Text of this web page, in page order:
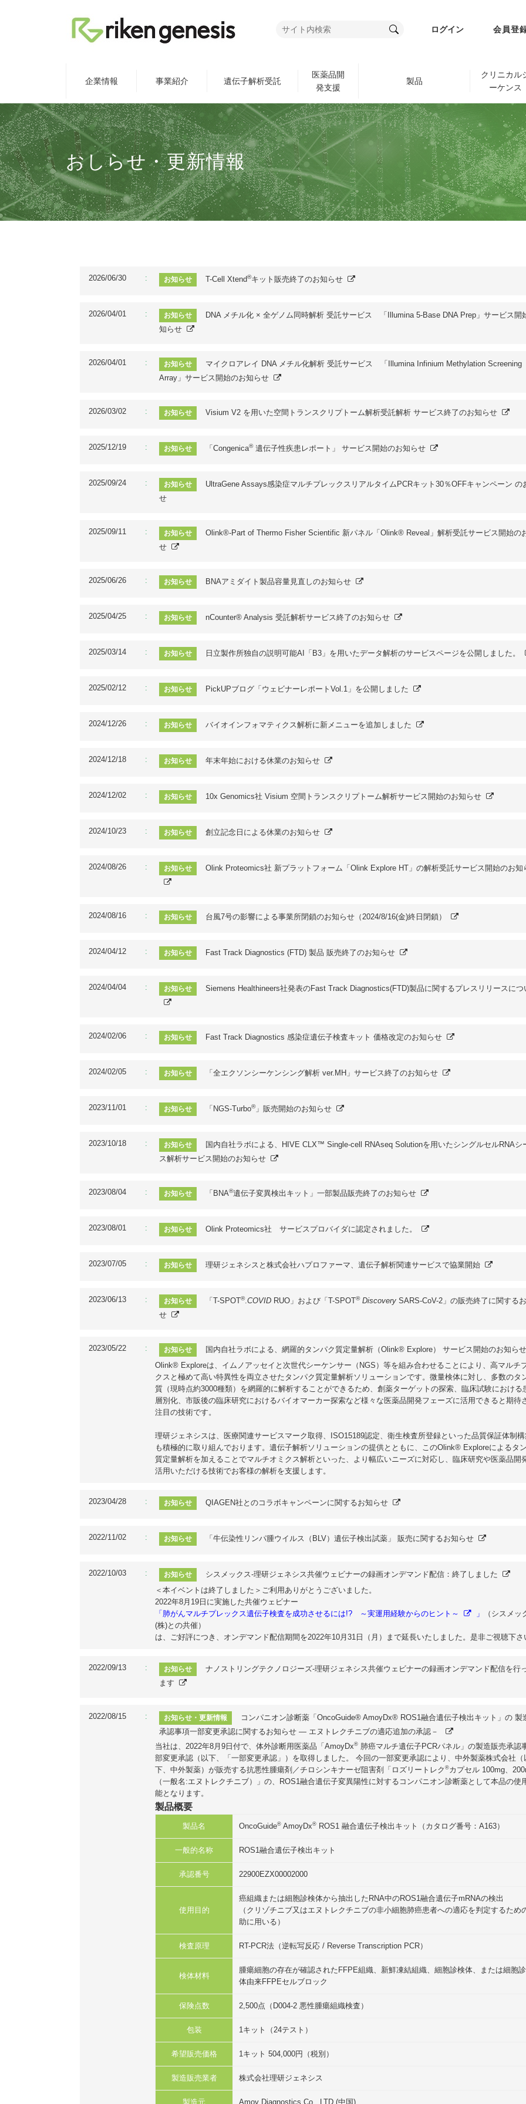
ログイン 会員登
企業情報 事業紹介 遺伝子解析受託
医薬品開
発支援
製品
クリニカル
ーケンス
おしらせ・更新情報
2026/06/30 お知らせ T-Cell Xtend®キット販売終了のお知らせ
2026/04/01 お知らせ
DNA メチル化 × 全ゲノム同時解析 受託サービス 「Illumina 5-Base DNA Prep」サービス開
知らせ
2026/04/01 お知らせ
マイクロアレイ DNA メチル化解析 受託サービス 「Illumina Infinium Methylation Screening
Array」サービス開始のお知らせ
2026/03/02 お知らせ Visium V2 を用いた空間トランスクリプトーム解析受託解析 サービス終了のお知らせ
2025/12/19 お知らせ 「Congenica®遺伝子性疾患レポート」 サービス開始のお知らせ
2025/09/24 お知らせ
UltraGene Assays感染症マルチプレックスリアルタイムPCRキット30％OFFキャンペーン の
せ
2025/09/11 お知らせ
Olink®-Part of Thermo Fisher Scientific 新パネル「Olink® Reveal」解析受託サービス開始の
せ
2025/06/26 お知らせ BNAアミダイト製品容量見直しのお知らせ
2025/04/25 お知らせ nCounter® Analysis 受託解析サービス終了のお知らせ
2025/03/14 お知らせ 日立製作所独自の説明可能AI「B3」を用いたデータ解析のサービスページを公開しました。
2025/02/12 お知らせ PickUPブログ「ウェビナーレポートVol.1」を公開しました
2024/12/26 お知らせ バイオインフォマティクス解析に新メニューを追加しました
2024/12/18 お知らせ 年末年始における休業のお知らせ
2024/12/02 お知らせ 10x Genomics社 Visium 空間トランスクリプトーム解析サービス開始のお知らせ
2024/10/23 お知らせ 創立記念日による休業のお知らせ
2024/08/26 お知らせ Olink Proteomics社 新プラットフォーム「Olink Explore HT」の解析受託サービス開始のお知
2024/08/16 お知らせ 台風7号の影響による事業所閉鎖のお知らせ（2024/8/16(金)終日閉鎖）
2024/04/12 お知らせ Fast Track Diagnostics (FTD) 製品 販売終了のお知らせ
2024/04/04 お知らせ Siemens Healthineers社発表のFast Track Diagnostics(FTD)製品に関するプレスリリースにつ
2024/02/06 お知らせ Fast Track Diagnostics 感染症遺伝⼦検査キット 価格改定のお知らせ
2024/02/05 お知らせ 「全エクソンシーケンシング解析 ver.MH」サービス終了のお知らせ
2023/11/01 お知らせ 「NGS-Turbo®」販売開始のお知らせ
2023/10/18 お知らせ
国内自社ラボによる、HIVE CLX™ Single-cell RNAseq Solutionを用いたシングルセルRNAシ
ス解析サービス開始のお知らせ
2023/08/04 お知らせ 「BNA®遺伝子変異検出キット」一部製品販売終了のお知らせ
2023/08/01 お知らせ Olink Proteomics社 サービスプロバイダに認定されました。
2023/07/05 お知らせ 理研ジェネシスと株式会社ハプロファーマ、遺伝子解析関連サービスで協業開始
2023/06/13 お知らせ 「T-SPOT®.COVID RUO」および「T-SPOT® Discovery SARS-CoV-2」の販売終了に関する
せ
2023/05/22 お知らせ 国内自社ラボによる、網羅的タンパク質定量解析（Olink® Explore） サービス開始のお知らせ
Olink® Exploreは、イムノアッセイと次世代シーケンサー（NGS）等を組み合わせることにより、高マルチ
クスと極めて高い特異性を両立させたタンパク質定量解析ソリューションです。微量検体に対し、多数のタ
質（現時点約3000種類）を網羅的に解析することができるため、創薬ターゲットの探索、臨床試験における
層別化、市販後の臨床研究におけるバイオマーカー探索など様々な医薬品開発フェーズに活用できると期待
注目の技術です。
理研ジェネシスは、医療関連サービスマーク取得、ISO15189認定、衛生検査所登録といった品質保証体制
も積極的に取り組んでおります。遺伝子解析ソリューションの提供とともに、このOlink® Exploreによるタ
質定量解析を加えることでマルチオミクス解析といった、より幅広いニーズに対応し、臨床研究や医薬品開
活用いただける技術でお客様の解析を支援します。
2023/04/28 お知らせ QIAGEN社とのコラボキャンペーンに関するお知らせ
2022/11/02 お知らせ 「牛伝染性リンパ腫ウイルス（BLV）遺伝子検出試薬」 販売に関するお知らせ
2022/10/03 お知らせ シスメックス‐理研ジェネシス共催ウェビナーの録画オンデマンド配信：終了しました
＜本イベントは終了しました＞ご利用ありがとうございました。
2022年8月19日に実施した共催ウェビナー
「 肺がんマルチプレックス遺伝子検査を成功させるには!? ～実運用経験からのヒント～ 」
（シスメッ
(株)との共催）
は、ご好評につき、オンデマンド配信期間を2022年10月31日（月）まで延長いたしました。是非ご視聴下さ
2022/09/13 お知らせ
ナノストリングテクノロジーズ‐理研ジェネシス共催ウェビナーの録画オンデマンド配信を行
ます
2022/08/15 お知らせ・更新情報
コンパニオン診断薬「OncoGuide® AmoyDx® ROS1融合遺伝子検出キット」の 製
承認事項一部変更承認に関するお知らせ ― エヌトレクチニブの適応追加の承認－
当社は、2022年8月9日付で、体外診断用医薬品「AmoyDx® 肺癌マルチ遺伝子PCRパネル」の製造販売承認
部変更承認（以下、「一部変更承認」）を取得しました。 今回の一部変更承認により、中外製薬株式会社（
下、中外製薬）が販売する抗悪性腫瘍剤／チロシンキナーゼ阻害剤「ロズリートレク®カプセル 100mg、
（一般名:エヌトレクチニブ）」の、ROS1融合遺伝子変異陽性に対するコンパニオン診断薬として本品の使
能となります。
製品概要
製品名 OncoGuide® AmoyDx® ROS1 融合遺伝子検出キット（カタログ番号：A163）
一般的名称 ROS1融合遺伝子検出キット
承認番号 22900EZX00002000
使用目的
癌組織または細胞診検体から抽出したRNA中のROS1融合遺伝子mRNAの検出
（クリゾチニブ又はエヌトレクチニブの非小細胞肺癌患者への適応を判定するため
助に用いる）
検査原理 RT-PCR法（逆転写反応 / Reverse Transcription PCR）
検体材料
腫瘍細胞の存在が確認されたFFPE組織、新鮮凍結組織、細胞診検体、または細胞
体由来FFPEセルブロック
保険点数 2,500点（D004-2 悪性腫瘍組織検査）
包装 1キット（24テスト）
希望販売価格 1キット 504,000円（税別）
製造販売業者 株式会社理研ジェネシス
製造元 Amoy Diagnostics Co., LTD (中国)